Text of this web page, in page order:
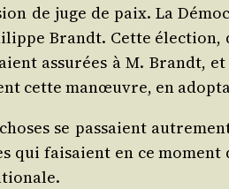
de juge de paix. La
Brandt. Cette
assu­rées à M. Brandt,
cette manœuvre, en
se pas­saient
qui fai­saient en ce